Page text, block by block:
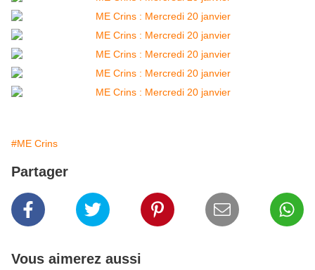
#ME Crins
Partager
Vous aimerez aussi